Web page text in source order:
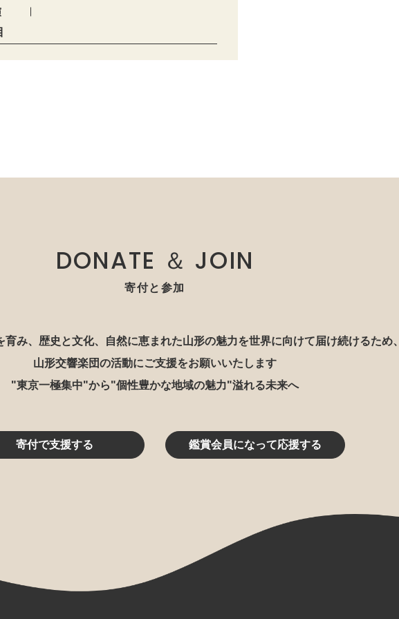
DONATE ＆ JOIN
寄付と参加
育み、歴史と文化、自然に恵まれた山形の魅力を世界に向けて届け続けるため、
山形交響楽団の活動にご支援をお願いいたします
"東京一極集中"から"個性豊かな地域の魅力"溢れる未来へ
寄付で支援する 鑑賞会員になって応援する